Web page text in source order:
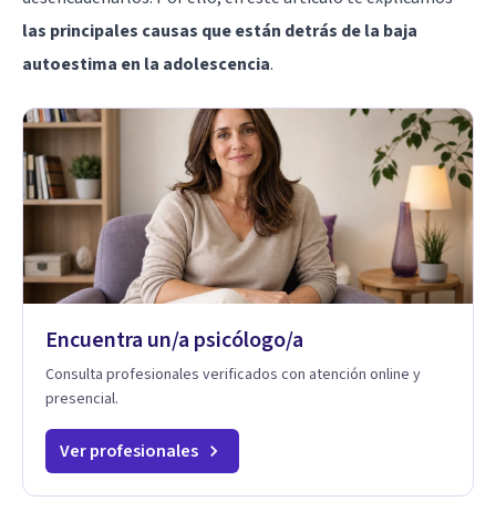
las principales causas que están detrás de la baja
autoestima en la adolescencia.
Encuentra un/a psicólogo/a
Consulta profesionales verificados con atención online y
presencial.
Ver profesionales